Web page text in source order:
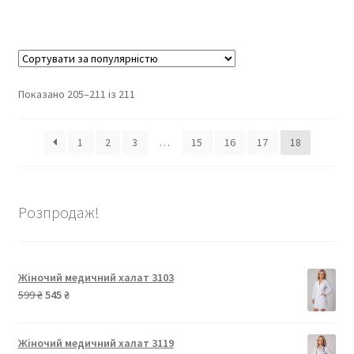
Показано 205–211 із 211
1
2 3 … 15 16 17 18
Розпродаж!
Жіночий медичний халат 3103
599₴ Оригінальна
545₴Поточна
Жіночий медичний халат 3119